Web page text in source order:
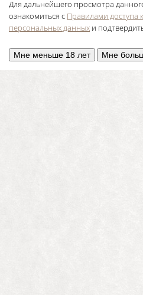
Для дальнейшего просмотра
ознакомиться с Правилами доступа
персональных данных и
Мне меньше 18 лет Мне